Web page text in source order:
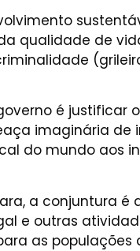
qualidade de
é justificar
imaginária de
do mundo aos
a conjuntura é
e outras
as populações